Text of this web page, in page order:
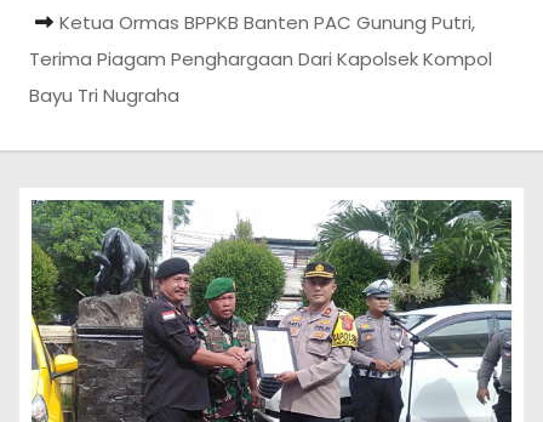
Ketua Ormas BPPKB Banten PAC Gunung Putri,
Terima Piagam Penghargaan Dari Kapolsek Kompol
Bayu Tri Nugraha